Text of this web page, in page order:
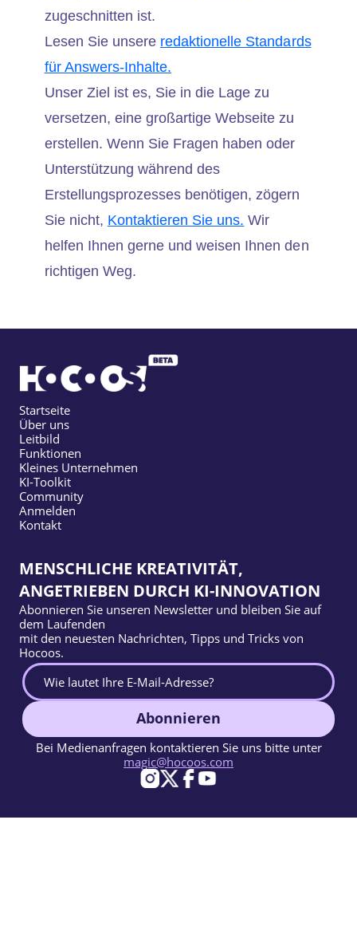
zugeschnitten ist.
Lesen Sie unsere redaktionelle Standards
für Answers-Inhalte.
Unser Ziel ist es, Sie in die Lage zu
versetzen, eine großartige Webseite zu
erstellen. Wenn Sie Fragen haben oder
Unterstützung während des
Erstellungsprozesses benötigen, zögern
Sie nicht, Kontaktieren Sie uns. Wir
helfen Ihnen gerne und weisen Ihnen den
richtigen Weg.
Startseite
Über uns
Leitbild
Funktionen
Kleines Unternehmen
KI-Toolkit
Community
Anmelden
Kontakt
MENSCHLICHE KREATIVITÄT,
ANGETRIEBEN DURCH KI-INNOVATION
Abonnieren Sie unseren Newsletter und bleiben Sie auf
dem Laufenden
mit den neuesten Nachrichten, Tipps und Tricks von
Hocoos.
Abonnieren
Bei Medienanfragen kontaktieren Sie uns bitte unter
magic@hocoos.com